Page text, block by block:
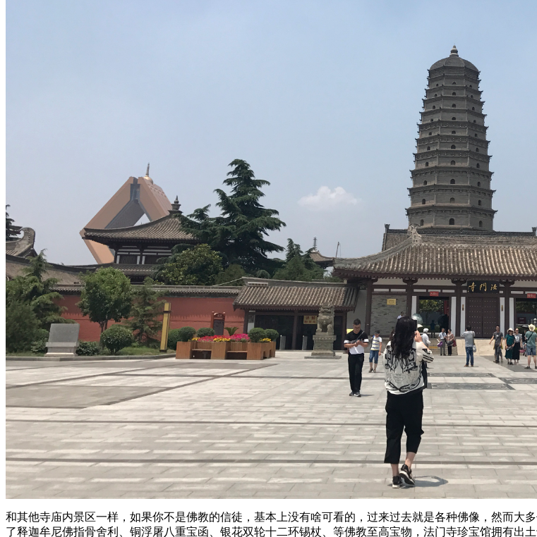
和其他寺庙内景区一样，如果你不是佛教的信徒，基本上没有啥可看的，过来过去就是各种佛像，然而大
了释迦牟尼佛指骨舍利、铜浮屠八重宝函、银花双轮十二环锡杖、等佛教至高宝物，法门寺珍宝馆拥有出